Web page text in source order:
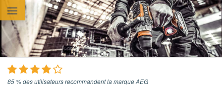
Aller au contenu principal
85 % des utilisateurs recommandent la marque AEG